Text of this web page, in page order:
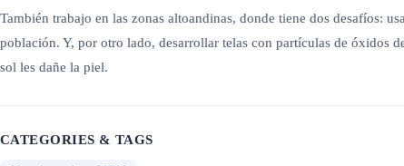
También trabajo en las zonas altoandinas, donde tiene dos desafíos:
población. Y, por otro lado, desarrollar telas con partículas de óxidos
sol les dañe la piel.
CATEGORIES & TAGS